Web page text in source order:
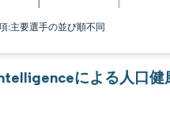
:主要選手の並び順不同
による人口健